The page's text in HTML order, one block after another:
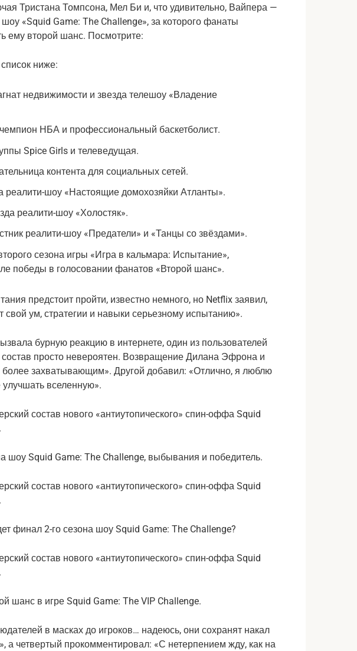
Тристана Томпсона, Мел Би и, что удивительно, Вайпера —
шоу «Squid Game: The Challenge», за которого фанаты
ему второй шанс. Посмотрите:
ниже:
недвижимости и звезда телешоу «Владение
НБА и профессиональный баскетболист.
Spice Girls и телеведущая.
контента для социальных сетей.
реалити-шоу «Настоящие домохозяйки Атланты».
реалити-шоу «Холостяк».
реалити-шоу «Предатели» и «Танцы со звёздами».
сезона игры «Игра в кальмара: Испытание»,
победы в голосовании фанатов «Второй шанс».
предстоит пройти, известно немного, но Netflix заявил,
свой ум, стратегии и навыки серьезному испытанию».
бурную реакцию в интернете, один из пользователей
состав просто невероятен. Возвращение Дилана Эфрона и
захватывающим». Другой добавил: «Отлично, я люблю
вселенную».
шоу Squid Game: The Challenge, выбывания и победитель.
финал 2-го сезона шоу Squid Game: The Challenge?
шанс в игре Squid Game: The VIP Challenge.
в масках до игроков… надеюсь, они сохранят накал
а четвертый прокомментировал: «С нетерпением жду, как на